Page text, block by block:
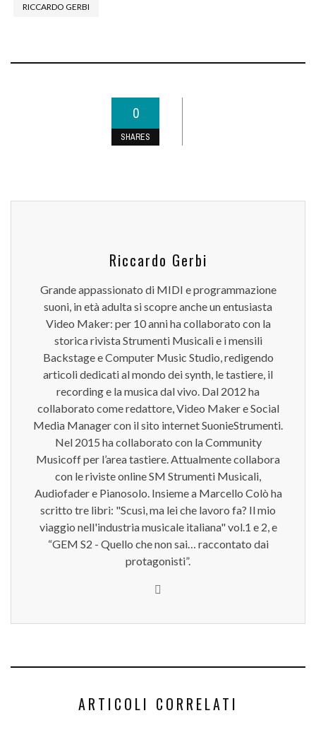
RICCARDO GERBI
0
SHARES
Riccardo Gerbi
Grande appassionato di MIDI e programmazione
suoni, in età adulta si scopre anche un entusiasta
Video Maker: per 10 anni ha collaborato con la
storica rivista Strumenti Musicali e i mensili
Backstage e Computer Music Studio, redigendo
articoli dedicati al mondo dei synth, le tastiere, il
recording e la musica dal vivo. Dal 2012 ha
collaborato come redattore, Video Maker e Social
Media Manager con il sito internet SuonieStrumenti.
Nel 2015 ha collaborato con la Community
Musicoff per l’area tastiere. Attualmente collabora
con le riviste online SM Strumenti Musicali,
Audiofader e Pianosolo. Insieme a Marcello Colò ha
scritto tre libri: "Scusi, ma lei che lavoro fa? Il mio
viaggio nell'industria musicale italiana" vol.1 e 2, e
“GEM S2 - Quello che non sai… raccontato dai
protagonisti”.
ARTICOLI CORRELATI